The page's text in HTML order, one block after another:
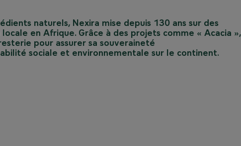
naturels, Nexira mise depuis 130 ans sur des
en Afrique. Grâce à des projets comme « Acacia »,
pour assurer sa souveraineté
sociale et environnementale sur le continent.